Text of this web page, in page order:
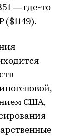
— где-то
США,